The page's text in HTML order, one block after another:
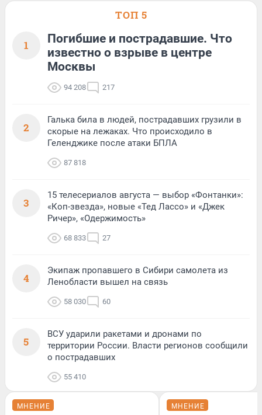
ТОП 5
1
Погибшие и пострадавшие. Что
известно о взрыве в центре
Москвы
94 208 217
2
Галька била в людей, пострадавших грузили в
скорые на лежаках. Что происходило в
Геленджике после атаки БПЛА
87 818
3
15 телесериалов августа — выбор «Фонтанки»:
«Коп-звезда», новые «Тед Лассо» и «Джек
Ричер», «Одержимость»
68 833 27
4
Экипаж пропавшего в Сибири самолета из
Ленобласти вышел на связь
58 030 60
5
ВСУ ударили ракетами и дронами по
территории России. Власти регионов сообщили
о пострадавших
55 410
МНЕНИЕ МНЕНИЕ